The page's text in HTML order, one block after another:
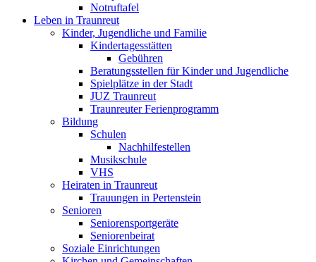
Notruftafel
Leben in Traunreut
Kinder, Jugendliche und Familie
Kindertagesstätten
Gebühren
Beratungsstellen für Kinder und Jugendliche
Spielplätze in der Stadt
JUZ Traunreut
Traunreuter Ferienprogramm
Bildung
Schulen
Nachhilfestellen
Musikschule
VHS
Heiraten in Traunreut
Trauungen in Pertenstein
Senioren
Seniorensportgeräte
Seniorenbeirat
Soziale Einrichtungen